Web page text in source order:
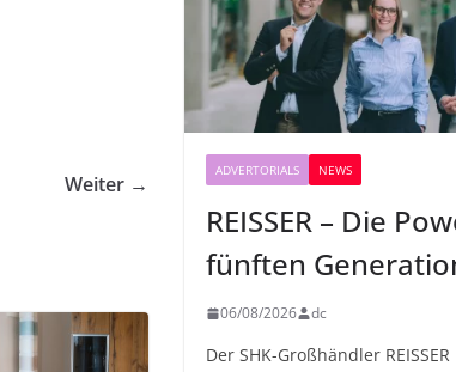
Weiter →
ADVERTORIALS NEWS
REISSER – Die
fünften
06/08/2026 dc
Der SHK-Großhändler